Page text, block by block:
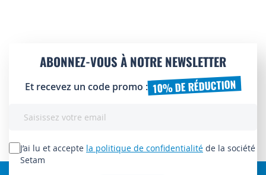
ABONNEZ-VOUS À NOTRE NEWSLETTER
Et recevez un code promo : 10% DE RÉDUCTION
lettre
d’information
J’ai lu et accepte la politique de confidentialité de la société
Setam